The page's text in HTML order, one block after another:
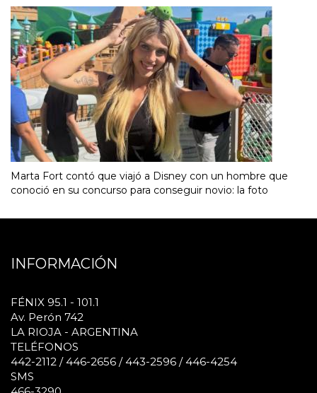
Marta Fort contó que viajó a Disney con un hombre que
conoció en su concurso para conseguir novio: la foto
INFORMACIÓN
FÉNIX 95.1 - 101.1
Av. Perón 742
LA RIOJA - ARGENTINA
TELÉFONOS
442-2112 / 446-2656 / 443-2596 / 446-4254
SMS